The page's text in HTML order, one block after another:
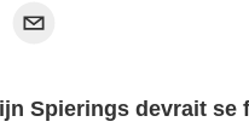
Spierings devrait se